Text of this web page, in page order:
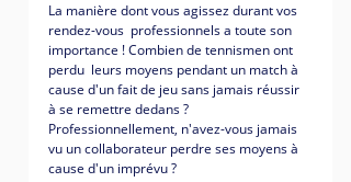
La manière dont vous agissez durant vos
rendez-vous  professionnels a toute son
importance ! Combien de tennismen ont
perdu  leurs moyens pendant un match à
cause d'un fait de jeu sans jamais réussir
à se remettre dedans ?
Professionnellement, n'avez-vous jamais
vu un collaborateur perdre ses moyens à
cause d'un imprévu ?